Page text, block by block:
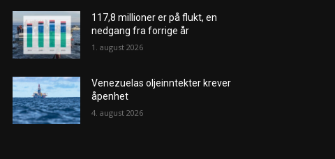
117,8 millioner er på flukt, en
nedgang fra forrige år
1. august 2026
Venezuelas oljeinntekter krever
åpenhet
4. august 2026